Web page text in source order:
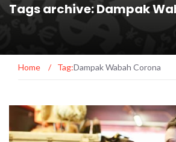
Tags archive: Dampak
Home / Tag:Dampak Wabah Corona